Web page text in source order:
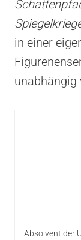
in einer
unabhängig
Absolvent der